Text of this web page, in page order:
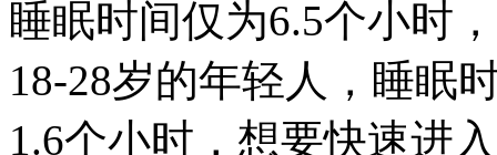
睡眠时间仅为6.5个小时
18-28岁的年轻人，睡眠
1.6个小时，想要快速进